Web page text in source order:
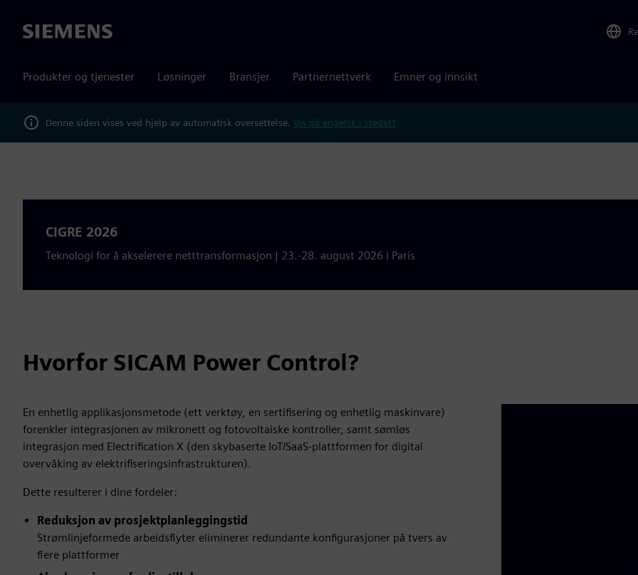
Siemens
Produkter og tjenester Løsninger Bransjer Partnernettverk Emner og innsikt
Denne siden vises ved hjelp av automatisk oversettelse. Vis på engelsk i stedet?
CIGRE 2026
Teknologi for å akselerere netttransformasjon | 23.-28. august 2026 i Paris
Hvorfor SICAM Power Control?
En enhetlig applikasjonsmetode (ett verktøy, en sertifisering og enhetlig maskinvare)
forenkler integrasjonen av mikronett og fotovoltaiske kontroller, samt sømløs
integrasjon med Electrification X (den skybaserte IoT/SaaS-plattformen for digital
overvåking av elektrifiseringsinfrastrukturen).
Dette resulterer i dine fordeler:
Reduksjon av prosjektplanleggingstid
Strømlinjeformede arbeidsflyter eliminerer redundante konfigurasjoner på tvers av
flere plattformer